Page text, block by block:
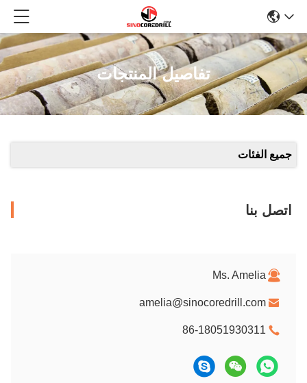
تفاصيل المنتجات
جميع الفئات
اتصل بنا
Ms. Amelia
amelia@sinocoredrill.com
86-18051930311